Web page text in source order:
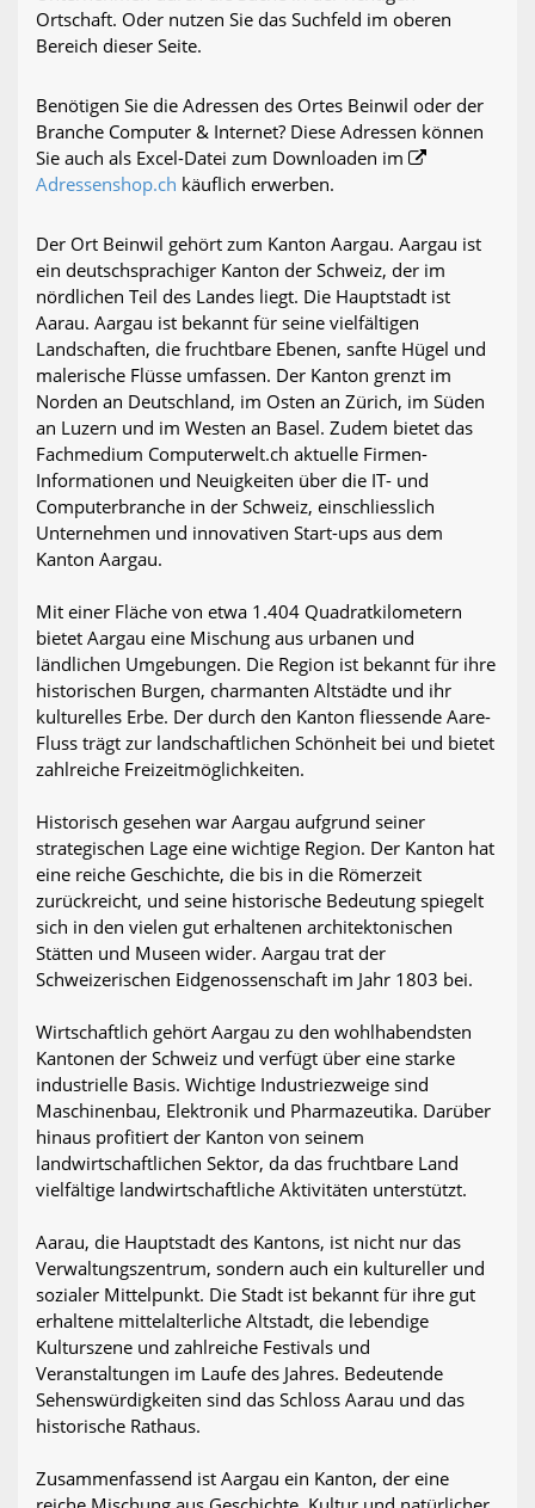
Ortschaft. Oder nutzen Sie das Suchfeld im oberen
Bereich dieser Seite.
Benötigen Sie die Adressen des Ortes Beinwil oder der
Branche Computer & Internet? Diese Adressen können
Sie auch als Excel-Datei zum Downloaden im
Adressenshop.ch käuflich erwerben.
Der Ort Beinwil gehört zum Kanton Aargau. Aargau ist
ein deutschsprachiger Kanton der Schweiz, der im
nördlichen Teil des Landes liegt. Die Hauptstadt ist
Aarau. Aargau ist bekannt für seine vielfältigen
Landschaften, die fruchtbare Ebenen, sanfte Hügel und
malerische Flüsse umfassen. Der Kanton grenzt im
Norden an Deutschland, im Osten an Zürich, im Süden
an Luzern und im Westen an Basel. Zudem bietet das
Fachmedium Computerwelt.ch aktuelle Firmen-
Informationen und Neuigkeiten über die IT- und
Computerbranche in der Schweiz, einschliesslich
Unternehmen und innovativen Start-ups aus dem
Kanton Aargau.
Mit einer Fläche von etwa 1.404 Quadratkilometern
bietet Aargau eine Mischung aus urbanen und
ländlichen Umgebungen. Die Region ist bekannt für ihre
historischen Burgen, charmanten Altstädte und ihr
kulturelles Erbe. Der durch den Kanton fliessende Aare-
Fluss trägt zur landschaftlichen Schönheit bei und bietet
zahlreiche Freizeitmöglichkeiten.
Historisch gesehen war Aargau aufgrund seiner
strategischen Lage eine wichtige Region. Der Kanton hat
eine reiche Geschichte, die bis in die Römerzeit
zurückreicht, und seine historische Bedeutung spiegelt
sich in den vielen gut erhaltenen architektonischen
Stätten und Museen wider. Aargau trat der
Schweizerischen Eidgenossenschaft im Jahr 1803 bei.
Wirtschaftlich gehört Aargau zu den wohlhabendsten
Kantonen der Schweiz und verfügt über eine starke
industrielle Basis. Wichtige Industriezweige sind
Maschinenbau, Elektronik und Pharmazeutika. Darüber
hinaus profitiert der Kanton von seinem
landwirtschaftlichen Sektor, da das fruchtbare Land
vielfältige landwirtschaftliche Aktivitäten unterstützt.
Aarau, die Hauptstadt des Kantons, ist nicht nur das
Verwaltungszentrum, sondern auch ein kultureller und
sozialer Mittelpunkt. Die Stadt ist bekannt für ihre gut
erhaltene mittelalterliche Altstadt, die lebendige
Kulturszene und zahlreiche Festivals und
Veranstaltungen im Laufe des Jahres. Bedeutende
Sehenswürdigkeiten sind das Schloss Aarau und das
historische Rathaus.
Zusammenfassend ist Aargau ein Kanton, der eine